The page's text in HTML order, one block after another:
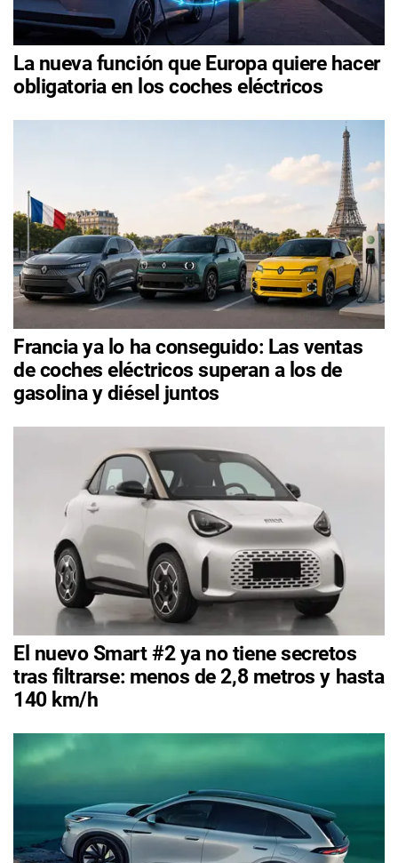
La nueva función que Europa quiere hacer
obligatoria en los coches eléctricos
Francia ya lo ha conseguido: Las ventas
de coches eléctricos superan a los de
gasolina y diésel juntos
El nuevo Smart #2 ya no tiene secretos
tras filtrarse: menos de 2,8 metros y hasta
140 km/h